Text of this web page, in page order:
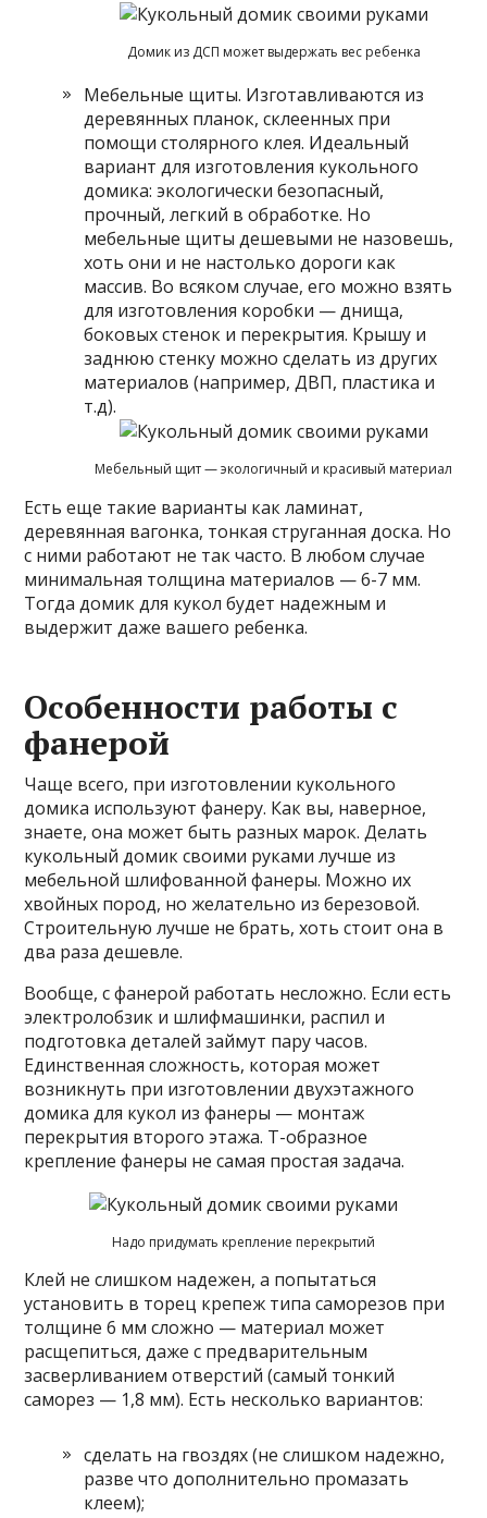
Домик из ДСП может выдержать вес ребенка
Мебельные щиты. Изготавливаются из
деревянных планок, склеенных при
помощи столярного клея. Идеальный
вариант для изготовления кукольного
домика: экологически безопасный,
прочный, легкий в обработке. Но
мебельные щиты дешевыми не назовешь,
хоть они и не настолько дороги как
массив. Во всяком случае, его можно взять
для изготовления коробки — днища,
боковых стенок и перекрытия. Крышу и
заднюю стенку можно сделать из других
материалов (например, ДВП, пластика и
т.д).
Мебельный щит — экологичный и красивый материал
Есть еще такие варианты как ламинат,
деревянная вагонка, тонкая струганная доска. Но
с ними работают не так часто. В любом случае
минимальная толщина материалов — 6-7 мм.
Тогда домик для кукол будет надежным и
выдержит даже вашего ребенка.
Особенности работы с
фанерой
Чаще всего, при изготовлении кукольного
домика используют фанеру. Как вы, наверное,
знаете, она может быть разных марок. Делать
кукольный домик своими руками лучше из
мебельной шлифованной фанеры. Можно их
хвойных пород, но желательно из березовой.
Строительную лучше не брать, хоть стоит она в
два раза дешевле.
Вообще, с фанерой работать несложно. Если есть
электролобзик и шлифмашинки, распил и
подготовка деталей займут пару часов.
Единственная сложность, которая может
возникнуть при изготовлении двухэтажного
домика для кукол из фанеры — монтаж
перекрытия второго этажа. Т-образное
крепление фанеры не самая простая задача.
Надо придумать крепление перекрытий
Клей не слишком надежен, а попытаться
установить в торец крепеж типа саморезов при
толщине 6 мм сложно — материал может
расщепиться, даже с предварительным
засверливанием отверстий (самый тонкий
саморез — 1,8 мм). Есть несколько вариантов:
сделать на гвоздях (не слишком надежно,
разве что дополнительно промазать
клеем);